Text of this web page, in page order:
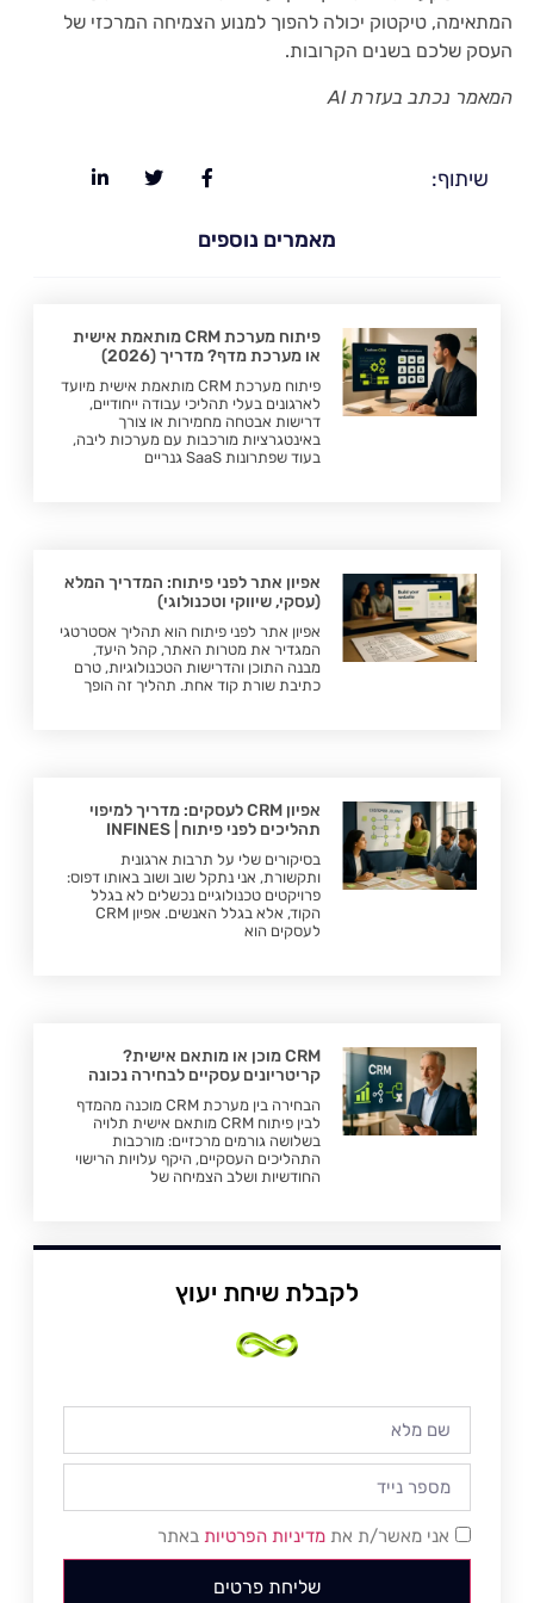
המתאימה, טיקטוק יכולה להפוך למנוע הצמיחה המרכזי של
העסק שלכם בשנים הקרובות.
המאמר נכתב בעזרת AI
שיתוף:
מאמרים נוספים
פיתוח מערכת CRM מותאמת אישית
או מערכת מדף? מדריך (2026)
פיתוח מערכת CRM מותאמת אישית מיועד
לארגונים בעלי תהליכי עבודה ייחודיים,
דרישות אבטחה מחמירות או צורך
באינטגרציות מורכבות עם מערכות ליבה,
בעוד שפתרונות SaaS גנריים
אפיון אתר לפני פיתוח: המדריך המלא
(עסקי, שיווקי וטכנולוגי)
אפיון אתר לפני פיתוח הוא תהליך אסטרטגי
המגדיר את מטרות האתר, קהל היעד,
מבנה התוכן והדרישות הטכנולוגיות, טרם
כתיבת שורת קוד אחת. תהליך זה הופך
אפיון CRM לעסקים: מדריך למיפוי
תהליכים לפני פיתוח | INFINES
בסיקורים שלי על תרבות ארגונית
ותקשורת, אני נתקל שוב ושוב באותו דפוס:
פרויקטים טכנולוגיים נכשלים לא בגלל
הקוד, אלא בגלל האנשים. אפיון CRM
לעסקים הוא
CRM מוכן או מותאם אישית?
קריטריונים עסקיים לבחירה נכונה
הבחירה בין מערכת CRM מוכנה מהמדף
לבין פיתוח CRM מותאם אישית תלויה
בשלושה גורמים מרכזיים: מורכבות
התהליכים העסקיים, היקף עלויות הרישוי
החודשיות ושלב הצמיחה של
לקבלת שיחת יעוץ
אני מאשר/ת את מדיניות הפרטיות באתר
שליחת פרטים